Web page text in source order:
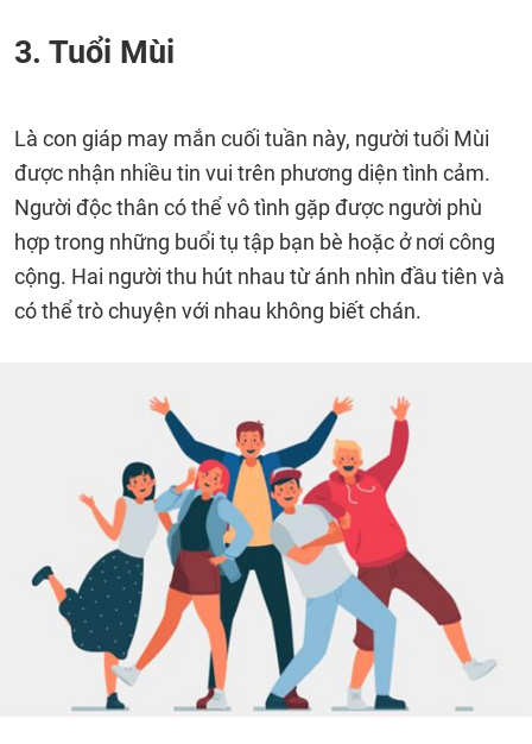
3. Tuổi Mùi
Là con giáp may mắn cuối tuần này, người tuổi Mùi
được nhận nhiều tin vui trên phương diện tình cảm.
Người độc thân có thể vô tình gặp được người phù
hợp trong những buổi tụ tập bạn bè hoặc ở nơi công
cộng. Hai người thu hút nhau từ ánh nhìn đầu tiên và
có thể trò chuyện với nhau không biết chán.